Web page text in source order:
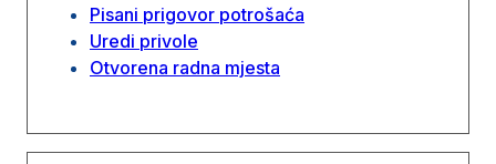
Pisani prigovor potrošaća
Uredi privole
Otvorena radna mjesta